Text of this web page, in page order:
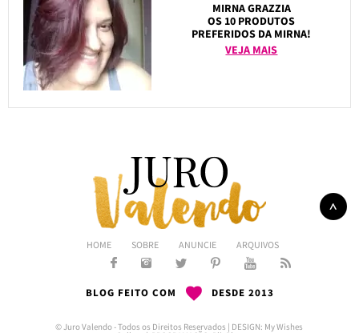
MIRNA GRAZZIA
OS 10 PRODUTOS
PREFERIDOS DA MIRNA!
VEJA MAIS
HOME SOBRE ANUNCIE ARQUIVOS
BLOG FEITO COM DESDE 2013
© Juro Valendo - Todos os Direitos Reservados | DESIGN: My Wishes